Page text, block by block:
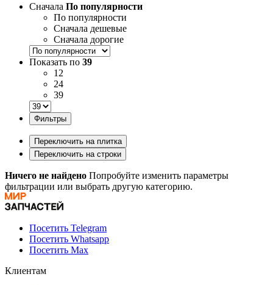
Сначала По популярности
По популярности
Сначала дешевые
Сначала дорогие
Показать по 39
12
24
39
Фильтры
Переключить на плитка
Переключить на строки
Ничего не найдено Попробуйте изменить параметры
фильтрации или выбрать другую категорию.
Посетить Telegram
Посетить Whatsapp
Посетить Max
Клиентам